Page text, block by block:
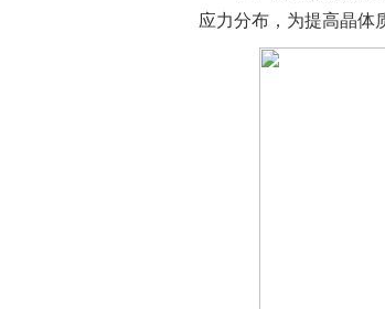
应力分布，为提高晶体